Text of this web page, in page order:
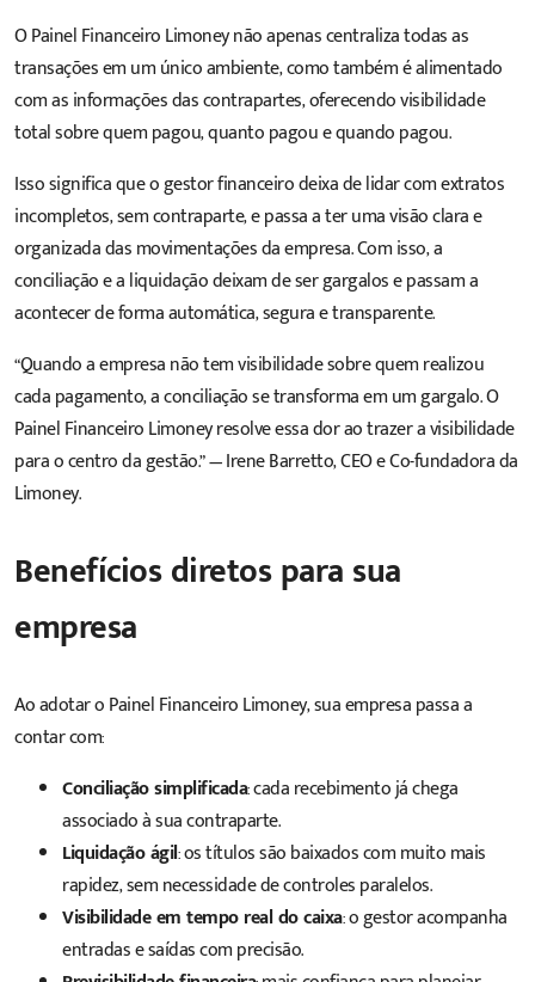
O Painel Financeiro Limoney não apenas centraliza todas as
transações em um único ambiente, como também é alimentado
com as informações das contrapartes, oferecendo visibilidade
total sobre quem pagou, quanto pagou e quando pagou.
Isso significa que o gestor financeiro deixa de lidar com extratos
incompletos, sem contraparte, e passa a ter uma visão clara e
organizada das movimentações da empresa. Com isso, a
conciliação e a liquidação deixam de ser gargalos e passam a
acontecer de forma automática, segura e transparente.
“Quando a empresa não tem visibilidade sobre quem realizou
cada pagamento, a conciliação se transforma em um gargalo. O
Painel Financeiro Limoney resolve essa dor ao trazer a visibilidade
para o centro da gestão.” — Irene Barretto, CEO e Co-fundadora da
Limoney.
Benefícios diretos para sua
empresa
Ao adotar o Painel Financeiro Limoney, sua empresa passa a
contar com:
Conciliação simplificada: cada recebimento já chega
associado à sua contraparte.
Liquidação ágil: os títulos são baixados com muito mais
rapidez, sem necessidade de controles paralelos.
Visibilidade em tempo real do caixa: o gestor acompanha
entradas e saídas com precisão.